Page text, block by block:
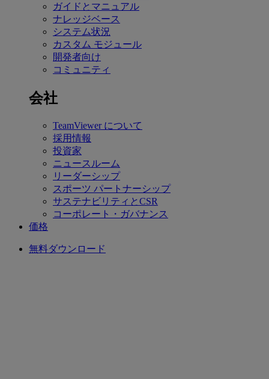
ガイドとマニュアル
ナレッジベース
システム状況
カスタム モジュール
開発者向け
コミュニティ
会社
TeamViewer について
採用情報
投資家
ニュースルーム
リーダーシップ
スポーツ パートナーシップ
サステナビリティとCSR
コーポレート・ガバナンス
価格
無料ダウンロード